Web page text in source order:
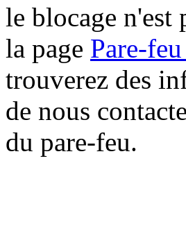
le blocage n'est
la page Pare-
trouverez des
de nous
du pare-feu.